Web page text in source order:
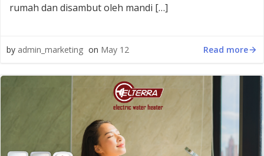
rumah dan disambut oleh mandi […]
by admin_marketing on May 12 Read more